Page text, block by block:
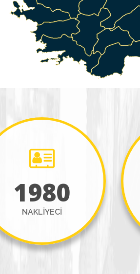
1980
NAKLIYECI